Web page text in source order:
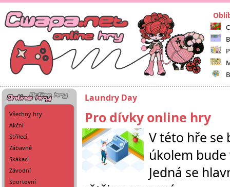
Všechny hry
Akční
Střílecí
Zábavné
Skákací
Závodní
Sportovní
Laundry Day
Pro dívky online hry
V této hře se
úkolem
Jedná se